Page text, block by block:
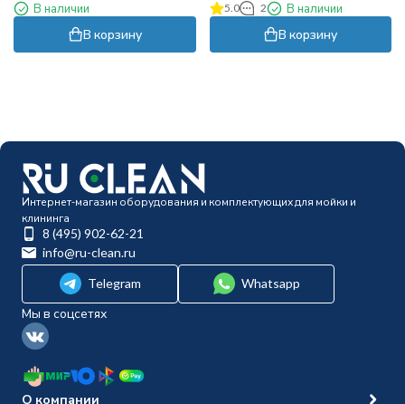
В наличии
В корзину
5.0 2 В наличии
В корзину
Интернет-магазин оборудования и комплектующих для мойки и
клининга
8 (495) 902-62-21
info@ru-clean.ru
Telegram
Whatsapp
Мы в соцсетях
О компании